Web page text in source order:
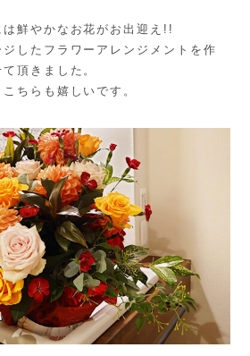
鮮やかなお花がお出迎え!!
したフラワーアレンジメントを作
頂きました。
ちらも嬉しいです。